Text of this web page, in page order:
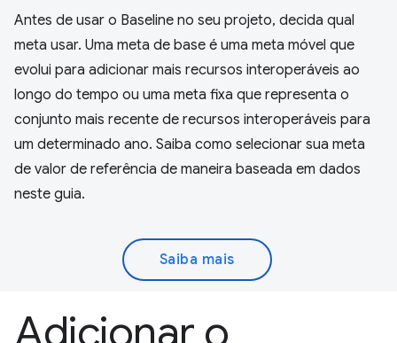
Antes de usar o Baseline no seu projeto, decida qual
meta usar. Uma meta de base é uma meta móvel que
evolui para adicionar mais recursos interoperáveis ao
longo do tempo ou uma meta fixa que representa o
conjunto mais recente de recursos interoperáveis para
um determinado ano. Saiba como selecionar sua meta
de valor de referência de maneira baseada em dados
neste guia.
Saiba mais
Adicionar o